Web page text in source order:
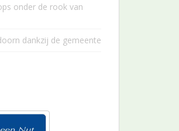
onder de rook van
dankzij de gemeente